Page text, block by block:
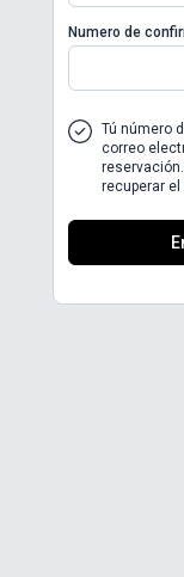
Numero de
Tú número
correo
recuperar el